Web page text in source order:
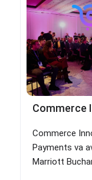
Commerce
Commerce
Payments va
Marriott